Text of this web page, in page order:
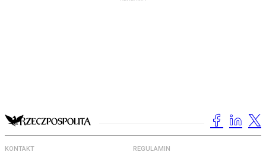
KONTAKT REGULAMIN